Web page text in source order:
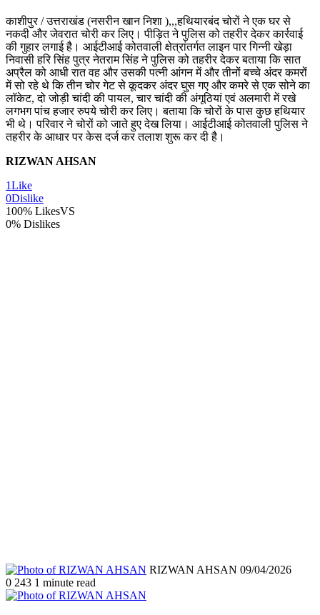
काशीपुर / उत्तराखंड (नसरीन खान निशा ),,,हथियारबंद चोरों ने एक घर से
नकदी और जेवरात चोरी कर लिए। पीड़ित ने पुलिस को तहरीर देकर कार्रवाई
की गुहार लगाई है। आईटीआई कोतवाली क्षेत्रांतर्गत लाइन पार गिन्नी खेड़ा
निवासी हरि सिंह पुत्र नेतराम सिंह ने पुलिस को तहरीर देकर बताया कि सात
अप्रैल को आधी रात वह और उसकी पत्नी आंगन में और तीनों बच्चे अंदर कमरों
में सो रहे थे कि तीन चोर गेट से कूदकर अंदर घुस गए और कमरे से एक सोने का
लॉकेट, दो जोड़ी चांदी की पायल, चार चांदी की अंगूठियां एवं अलमारी में रखे
लगभग पांच हजार रुपये चोरी कर लिए। बताया कि चोरों के पास कुछ हथियार
भी थे। परिवार ने चोरों को जाते हुए देख लिया। आईटीआई कोतवाली पुलिस ने
तहरीर के आधार पर केस दर्ज कर तलाश शुरू कर दी है।
RIZWAN AHSAN
1Like
0Dislike
100% LikesVS
0% Dislikes
RIZWAN AHSAN Send
09/04/2026
0 243 1 minute read